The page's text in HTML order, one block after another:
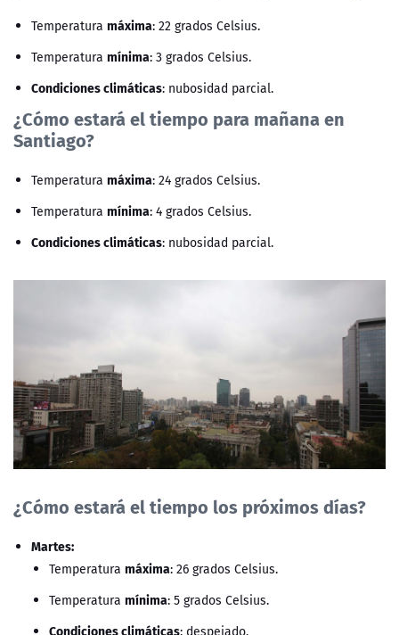
Temperatura máxima: 22 grados Celsius.
Temperatura mínima: 3 grados Celsius.
Condiciones climáticas: nubosidad parcial.
¿Cómo estará el tiempo para mañana en
Santiago?
Temperatura máxima: 24 grados Celsius.
Temperatura mínima: 4 grados Celsius.
Condiciones climáticas: nubosidad parcial.
¿Cómo estará el tiempo los próximos días?
Martes:
Temperatura máxima: 26 grados Celsius.
Temperatura mínima: 5 grados Celsius.
Condiciones climáticas: despejado.